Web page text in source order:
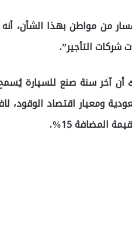
من مواطن بهذا الشأن، أنه
شركات التأجير”.
المضافة 15%.